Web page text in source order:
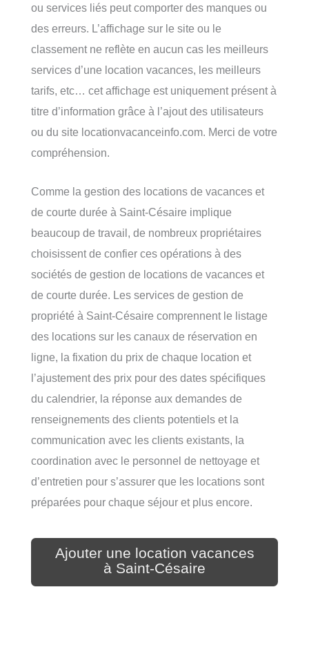
ou services liés peut comporter des manques ou
des erreurs. L’affichage sur le site ou le
classement ne reflète en aucun cas les meilleurs
services d’une location vacances, les meilleurs
tarifs, etc… cet affichage est uniquement présent à
titre d’information grâce à l’ajout des utilisateurs
ou du site locationvacanceinfo.com. Merci de votre
compréhension.
Comme la gestion des locations de vacances et
de courte durée à Saint-Césaire implique
beaucoup de travail, de nombreux propriétaires
choisissent de confier ces opérations à des
sociétés de gestion de locations de vacances et
de courte durée. Les services de gestion de
propriété à Saint-Césaire comprennent le listage
des locations sur les canaux de réservation en
ligne, la fixation du prix de chaque location et
l’ajustement des prix pour des dates spécifiques
du calendrier, la réponse aux demandes de
renseignements des clients potentiels et la
communication avec les clients existants, la
coordination avec le personnel de nettoyage et
d’entretien pour s’assurer que les locations sont
préparées pour chaque séjour et plus encore.
Ajouter une location vacances
à Saint-Césaire